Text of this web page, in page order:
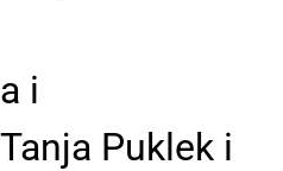
i
Puklek i